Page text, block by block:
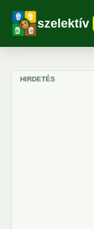
szelektív
HIRDETÉS